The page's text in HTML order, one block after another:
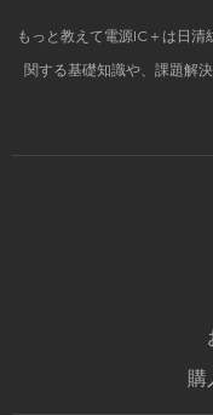
もっと教えて電源IC＋は日
関する基礎知識や、課題解
購